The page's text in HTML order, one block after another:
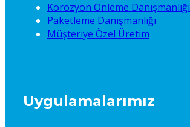
Korozyon Önleme Danışmanlığı
Paketleme Danışmanlığı
Müşteriye Özel Üretim
Uygulamalarımız